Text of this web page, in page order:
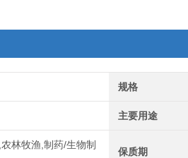
规格
主要用途
林牧渔,制药/生物制
保质期